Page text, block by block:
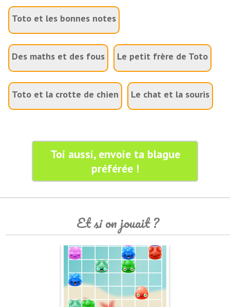
Toto et les bonnes notes
Des maths et des fous Le petit frère de Toto
Toto et la crotte de chien Le chat et la souris
Toi aussi, envoie ta blague
préférée !
Et si on jouait ?